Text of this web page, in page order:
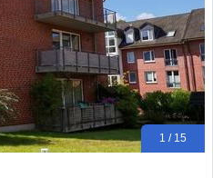
1 / 15